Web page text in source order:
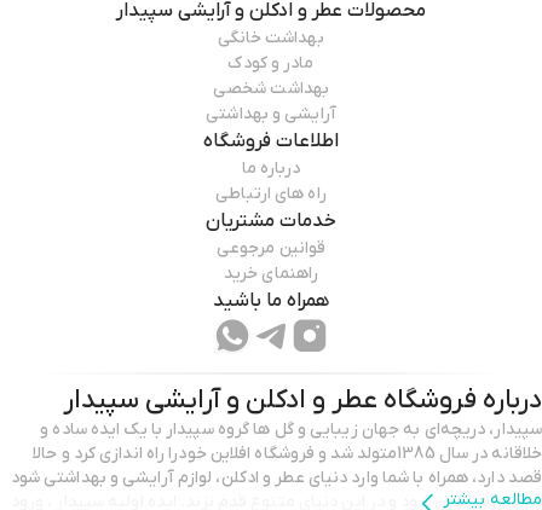
محصولات عطر و ادکلن و آرایشی سپیدار
بهداشت خانگی
مادر و کودک
بهداشت شخصی
آرایشی و بهداشتی
اطلاعات فروشگاه
درباره ما
راه های ارتباطی
خدمات مشتریان
قوانین مرجوعی
راهنمای خرید
همراه ما باشید
درباره فروشگاه عطر و ادکلن و آرایشی سپیدار
سپیدار، دریچه‌ای به جهان زیبایی و گل ها گروه سپیدار با یک ایده‌ ساده و
خلاقانه در سال 1385متولد شد و فروشگاه افلاین خودرا راه اندازی کرد و حالا
قصد دارد، همراه با شما وارد دنیای عطر و ادکلن، لوازم آرایشی و بهداشتی شود
مطالعه بیشتر